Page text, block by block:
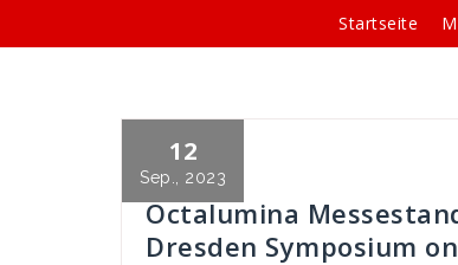
Startseite
12
Sep., 2023
Andreas
Octalumina
Dresden Symposium